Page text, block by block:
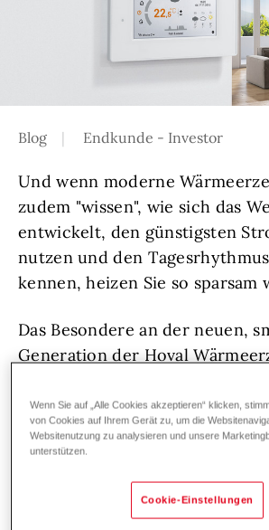
Blog Endkunde - Investor
Und wenn moderne
zudem "wissen", wie sich das
entwickelt, den günstigsten
nutzen und den
kennen, heizen Sie so sparsam
Das Besondere an der neuen,
Generation der Hoval
Warmwassersystem – die
internetfähig und vernetzen
einem ökonomisch und
Gesamtsystem im Smart Home.
Verbraucher den maximalen
Wenn Sie auf „Alle Cookies akzeptieren“ klicken,
von Cookies auf Ihrem Gerät zu, um die
Websitenutzung zu analysieren und unsere
unterstützen.
Cookie-Einstellungen